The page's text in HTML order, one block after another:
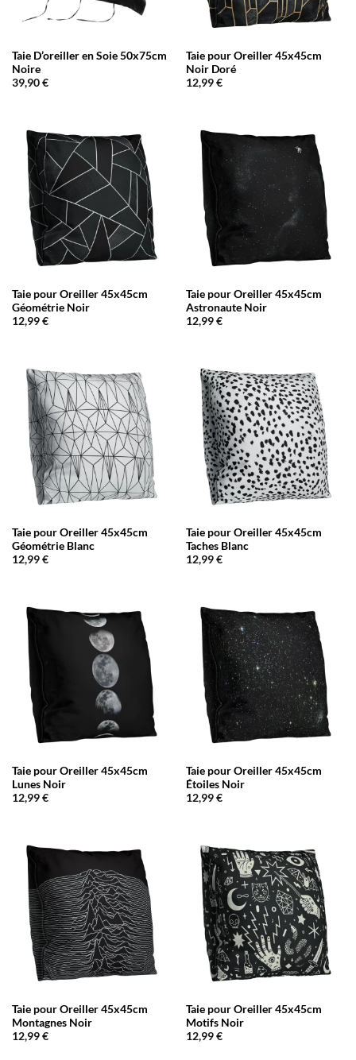
Taie D’oreiller en Soie 50x75cm
Noire
39,90€
Taie pour Oreiller 45x45cm
Noir Doré
12,99€
Taie pour Oreiller 45x45cm
Géométrie Noir
12,99€
Taie pour Oreiller 45x45cm
Astronaute Noir
12,99€
Taie pour Oreiller 45x45cm
Géométrie Blanc
12,99€
Taie pour Oreiller 45x45cm
Taches Blanc
12,99€
Taie pour Oreiller 45x45cm
Lunes Noir
12,99€
Taie pour Oreiller 45x45cm
Étoiles Noir
12,99€
Taie pour Oreiller 45x45cm
Montagnes Noir
12,99€
Taie pour Oreiller 45x45cm
Motifs Noir
12,99€